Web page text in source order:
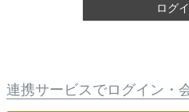
ログ
連携サービスでログイン・